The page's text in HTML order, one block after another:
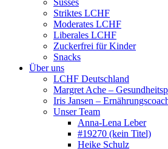
Süsses
Striktes LCHF
Moderates LCHF
Liberales LCHF
Zuckerfrei für Kinder
Snacks
Über uns
LCHF Deutschland
Margret Ache –
Iris Jansen –
Unser Team
Anna-Lena Leber
#19270 (kein Titel)
Heike Schulz